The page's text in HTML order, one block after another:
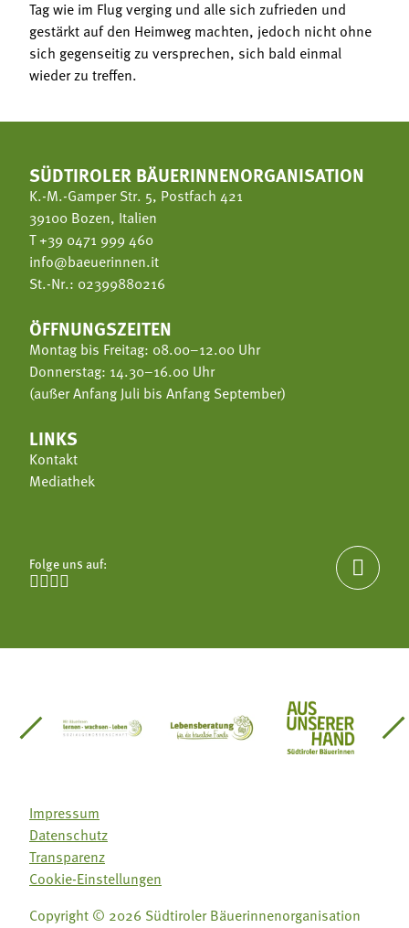
Tag wie im Flug verging und alle sich zufrieden und
gestärkt auf den Heimweg machten, jedoch nicht ohne
sich gegenseitig zu versprechen, sich bald einmal
wieder zu treffen.
SÜDTIROLER BÄUERINNENORGANISATION
K.-M.-Gamper Str. 5, Postfach 421
39100 Bozen, Italien
T+39 0471 999 460
info@baeuerinnen.it
St.-Nr.: 02399880216
ÖFFNUNGSZEITEN
Montag bis Freitag: 08.00–12.00 Uhr
Donnerstag: 14.30–16.00 Uhr
(außer Anfang Juli bis Anfang September)
LINKS
Kontakt
Mediathek
Folge uns auf:
   

Südtirol
Gärtnervereinigung
Sozialgenossenschaft Mit Bäuerinnen lernen -
Lebensberatung für dieAus unserer
Impressum
Datenschutz
Transparenz
Cookie-Einstellungen
Copyright © 2026 Südtiroler Bäuerinnenorganisation